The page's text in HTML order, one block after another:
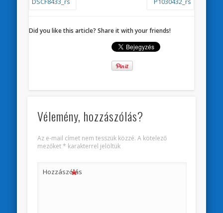
Did you like this article? Share it with your friends!
Vélemény, hozzászólás?
Az e-mail címet nem tesszük közzé. A kötelező
mezőket* karakterrel jelöltük
Hozzászólás
*